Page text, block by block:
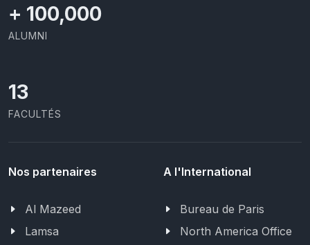
+ 100,000
ALUMNI
13
FACULTÉS
Nos partenaires
Al Mazeed
Lamsa
A l'International
Bureau de Paris
North America Office